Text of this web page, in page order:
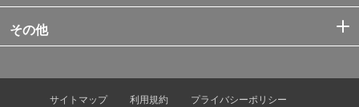
その他
サイトマップ 利用規約 プライバシーポリシー